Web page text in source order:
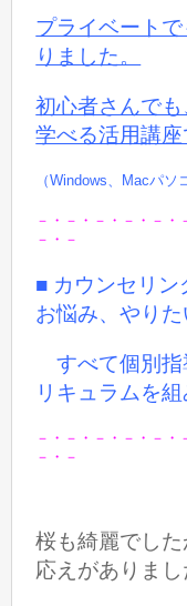
プライベート
りました。
初心者さんで
学べる活用講座
（Windows、Macパソ
－・－・－・－・－・
－・－
■ カウンセリン
お悩み、やりた
すべて個別指
リキュラムを組
－・－・－・－・－・
－・－
桜も綺麗でし
応えがありまし